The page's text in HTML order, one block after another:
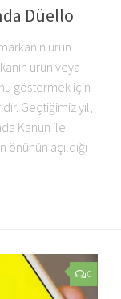
Düello
ürün
ürün veya
göstermek için
Geçtiğimiz yıl,
Kanun ile
açıldığı
0